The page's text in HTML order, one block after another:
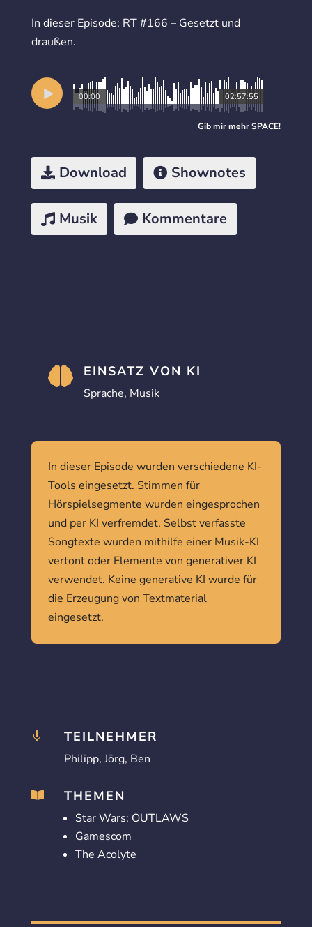
In dieser Episode: RT #166 – Gesetzt und
draußen.
02:57:55
00:00
Gib mir mehrSPACE!
Download Shownotes
Musik Kommentare
 EINSATZ VON KI
Sprache, Musik
In dieser Episode wurden verschiedene KI-
Tools eingesetzt. Stimmen für
Hörspielsegmente wurden eingesprochen
und per KI verfremdet. Selbst verfasste
Songtexte wurden mithilfe einer Musik-KI
vertont oder Elemente von generativer KI
verwendet. Keine generative KI wurde für
die Erzeugung von Textmaterial
eingesetzt.
 TEILNEHMER
Philipp, Jörg, Ben
 THEMEN
Star Wars: OUTLAWS
Gamescom
The Acolyte